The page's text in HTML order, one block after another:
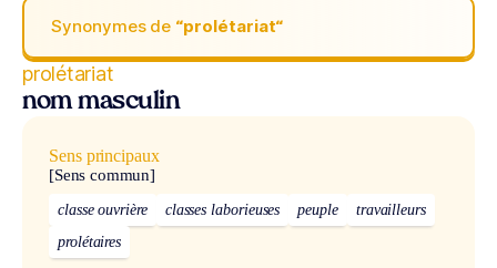
Synonymes de “prolétariat“
prolétariat
nom masculin
Sens principaux
[Sens commun]
classe ouvrière classes laborieuses peuple
travailleurs
prolétaires